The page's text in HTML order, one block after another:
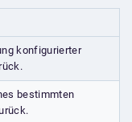
konfigurierter
bestimmten